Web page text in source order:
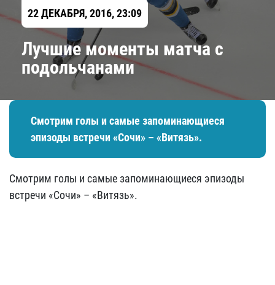
22 ДЕКАБРЯ, 2016, 23:09
Лучшие моменты матча с
подольчанами
Смотрим голы и самые запоминающиеся
эпизоды встречи «Сочи» – «Витязь».
Смотрим голы и самые запоминающиеся эпизоды
встречи «Сочи» – «Витязь».